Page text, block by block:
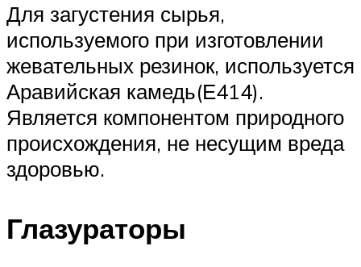
Для загустения сырья,
используемого при изготовлении
жевательных резинок, используется
Аравийская камедь(Е414).
Является компонентом природного
происхождения, не несущим вреда
здоровью.
Глазураторы